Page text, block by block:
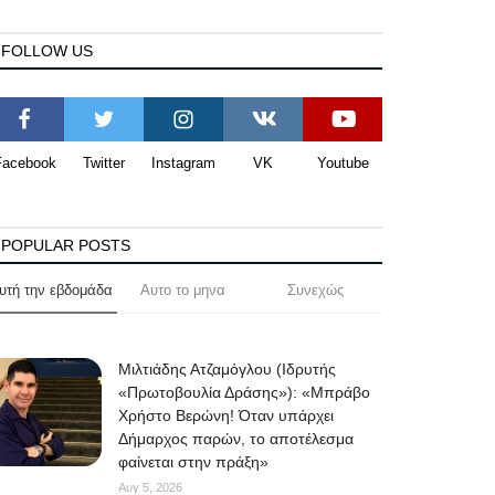
FOLLOW US
Twitter Instagram VK Youtube
POPULAR POSTS
την εβδομάδα Αυτο το μηνα Συνεχώς
Μιλτιάδης Ατζαμόγλου (Ιδρυτής
«Πρωτοβουλία Δράσης»): «Μπράβο
Χρήστο Βερώνη! Όταν υπάρχει
Δήμαρχος παρών, το αποτέλεσμα
φαίνεται στην πράξη»
Αυγ 5, 2026